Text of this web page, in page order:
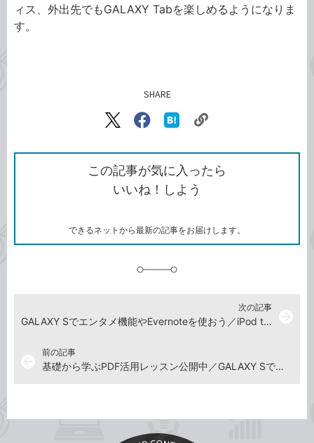
ィス、外出先でもGALAXY Tabを楽しめるようになりま
す。
SHARE
X（旧
で
シ
ェ
ア
Facebook
シ
ェ
ア
な
ッ
ク
ク
ク
を
コ
この記事が気に入ったら
いいね！しよう
できるネットから最新の記事をお届けします。
前の記事
基礎から学ぶPDF活用レッスン公開中／GALAXY Sで「spモードメール」を使う方法
次の記事
GALAXY Sでエンタメ機能やEvernoteを使おう／iPod touch（第4世代）の解説記事を公開